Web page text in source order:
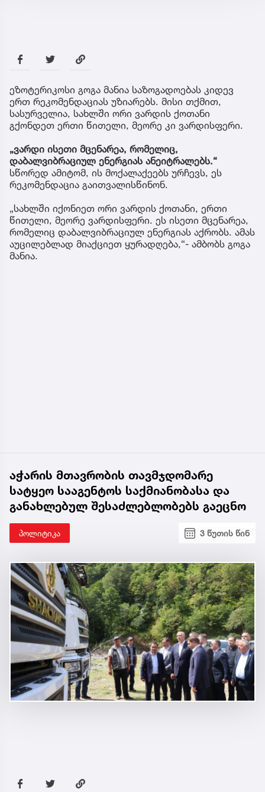
ეზოტერიკოსი გოგა მანია საზოგადოებას კიდევ
ერთ რეკომენდაციას უზიარებს. მისი თქმით,
სასურველია, სახლში ორი ვარდის ქოთანი
გქონდეთ ერთი წითელი, მეორე კი ვარდისფერი.
„ვარდი ისეთი მცენარეა, რომელიც,
დაბალვიბრაციულ ენერგიას ანეიტრალებს.“
სწორედ ამიტომ, ის მოქალაქეებს ურჩევს, ეს
რეკომენდაცია გაითვალისწინონ.
„სახლში იქონიეთ ორი ვარდის ქოთანი, ერთი
წითელი, მეორე ვარდისფერი. ეს ისეთი მცენარეა,
რომელიც დაბალვიბრაციულ ენერგიას აქრობს. ამას
აუცილებლად მიაქციეთ ყურადღება,“- ამბობს გოგა
მანია.
აჭარის მთავრობის თავმჯდომარე
სატყეო სააგენტოს საქმიანობასა და
განახლებულ შესაძლებლობებს გაეცნო
პოლიტიკა 3 წუთის წინ